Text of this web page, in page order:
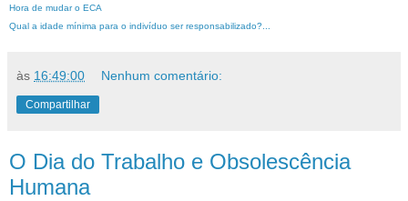
Hora de mudar o ECA
Qual a idade mínima para o indivíduo ser responsabilizado?...
às 16:49:00 Nenhum comentário:
Compartilhar
O Dia do Trabalho e Obsolescência
Humana